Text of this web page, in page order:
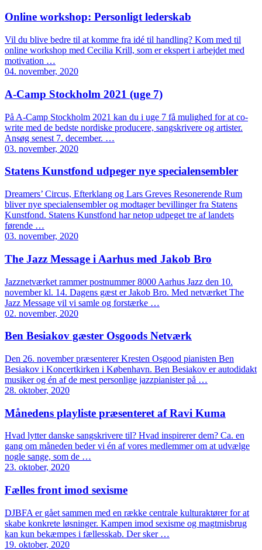
Online workshop: Personligt lederskab
Vil du blive bedre til at komme fra idé til handling? Kom med til
online workshop med Cecilia Krill, som er ekspert i arbejdet med
motivation …
04. november, 2020
A-Camp Stockholm 2021 (uge 7)
På A-Camp Stockholm 2021 kan du i uge 7 få mulighed for at co-
write med de bedste nordiske producere, sangskrivere og artister.
Ansøg senest 7. december. …
03. november, 2020
Statens Kunstfond udpeger nye specialensembler
Dreamers’ Circus, Efterklang og Lars Greves Resonerende Rum
bliver nye specialensembler og modtager bevillinger fra Statens
Kunstfond. Statens Kunstfond har netop udpeget tre af landets
førende …
03. november, 2020
The Jazz Message i Aarhus med Jakob Bro
Jazznetværket rammer postnummer 8000 Aarhus Jazz den 10.
november kl. 14. Dagens gæst er Jakob Bro. Med netværket The
Jazz Message vil vi samle og forstærke …
02. november, 2020
Ben Besiakov gæster Osgoods Netværk
Den 26. november præsenterer Kresten Osgood pianisten Ben
Besiakov i Koncertkirken i København. Ben Besiakov er autodidakt
musiker og én af de mest personlige jazzpianister på …
28. oktober, 2020
Månedens playliste præsenteret af Ravi Kuma
Hvad lytter danske sangskrivere til? Hvad inspirerer dem? Ca. en
gang om måneden beder vi én af vores medlemmer om at udvælge
nogle sange, som de …
23. oktober, 2020
Fælles front imod sexisme
DJBFA er gået sammen med en række centrale kulturaktører for at
skabe konkrete løsninger. Kampen imod sexisme og magtmisbrug
kan kun bekæmpes i fællesskab. Der sker …
19. oktober, 2020